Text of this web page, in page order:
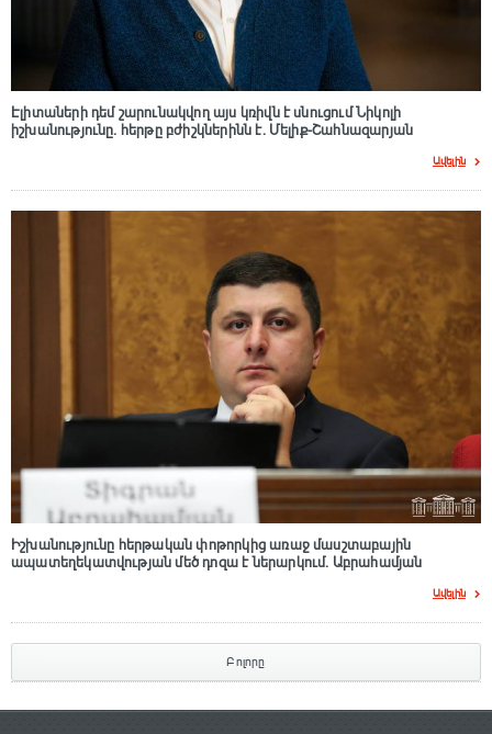
Էլիտաների դեմ շարունակվող այս կռիվն է սնուցում Նիկոլի
իշխանությունը. հերթը բժիշկներինն է. Մելիք-Շահնազարյան
Ավելին
Իշխանությունը հերթական փոթորկից առաջ մասշտաբային
ապատեղեկատվության մեծ դnզա է ներարկում․ Աբրահամյան
Ավելին
Բոլորը